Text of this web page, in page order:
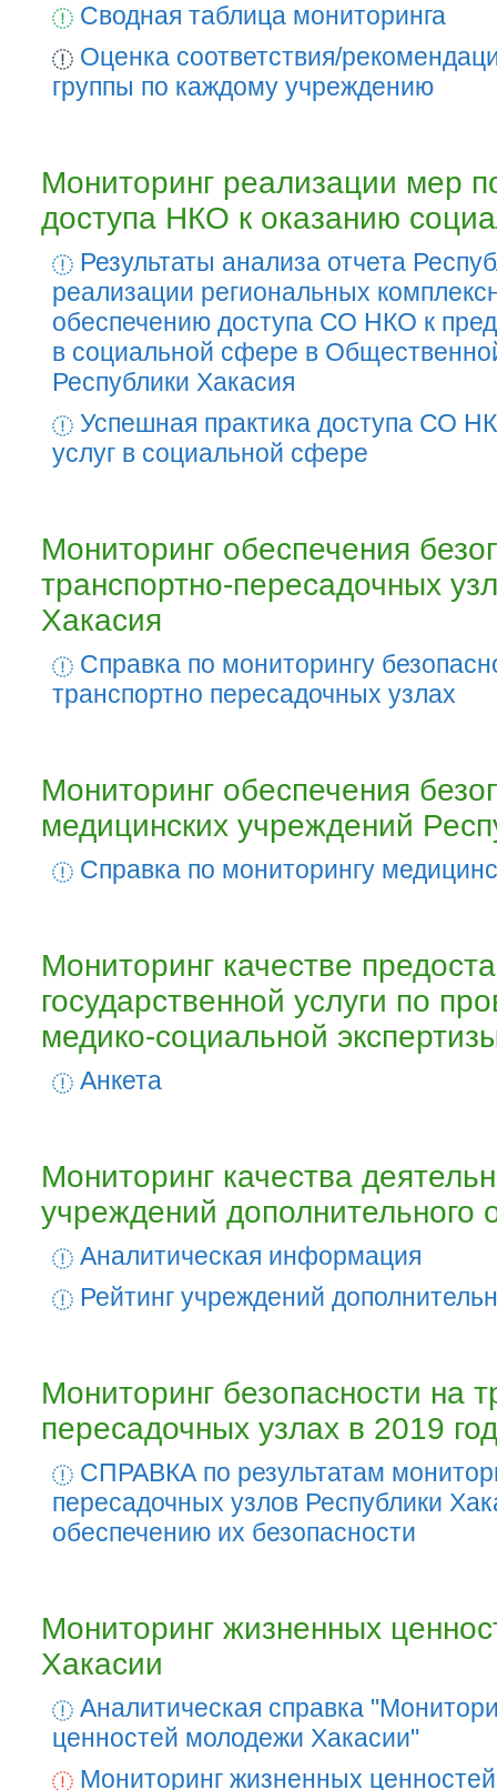
Сводная таблица мониторинга
Оценка соответствия/
группы по каждому учреждению
Мониторинг реализации мер
доступа НКО к оказанию
Результаты анализа отчета
реализации региональных
обеспечению доступа СО НКО к
в социальной сфере в
Республики Хакасия
Успешная практика доступа СО
услуг в социальной сфере
Мониторинг обеспечения
транспортно-пересадочных
Хакасия
Справка по мониторингу
транспортно пересадочных узлах
Мониторинг обеспечения
медицинских учреждений
Cправка по мониторингу
Мониторинг качестве
государственной услуги по
медико-социальной
Анкета
Мониторинг качества
учреждений дополнительного
Аналитическая информация
Рейтинг учреждений
Мониторинг безопасности на
пересадочных узлах в 2019
СПРАВКА по результатам
пересадочных узлов Республики
обеспечению их безопасности
Мониторинг жизненных
Хакасии
Аналитическая справка
ценностей молодежи Хакасии"
Мониторинг жизненных